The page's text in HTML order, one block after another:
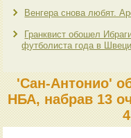
Венгера снова любят.
Гранквист обошел
футболиста года в
'Сан-Антонио'
НБА, набрав 13